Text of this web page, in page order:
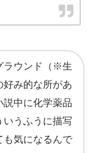
ラウンド（※生
好み的な所があ
説中に化学薬品
いうふうに描写
も気になるんで